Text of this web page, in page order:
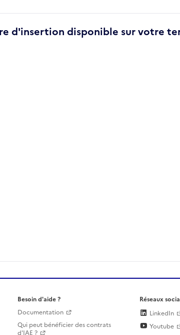
d'insertion disponible sur votre
Besoin d'aide ?
Documentation
Qui peut bénéficier des contrats
d'IAE ?
Réseaux
LinkedIn
Youtube